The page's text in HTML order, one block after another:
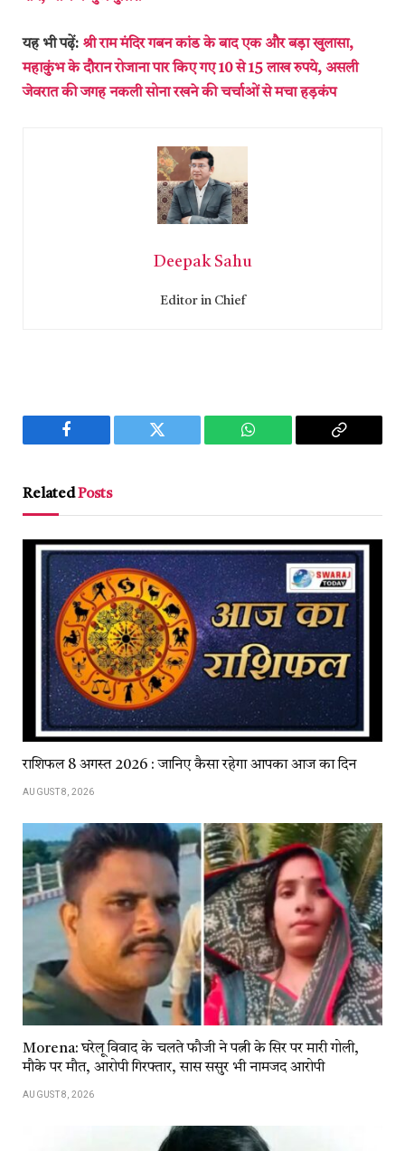
यह भी पढ़ें: श्री राम मंदिर गबन कांड के बाद एक और बड़ा खुलासा,
महाकुंभ के दौरान रोजाना पार किए गए 10 से 15 लाख रुपये, असली
जेवरात की जगह नकली सोना रखने की चर्चाओं से मचा हड़कंप
Deepak Sahu
Editor in Chief
Facebook Twitter WhatsApp
Copy
RelatedPosts
राशिफल 8 अगस्त 2026 : जानिए कैसा रहेगा आपका आज का दिन
AUGUST 8, 2026
Morena: घरेलू विवाद के चलते फौजी ने पत्नी के सिर पर मारी गोली,
मौके पर मौत, आरोपी गिरफ्तार, सास ससुर भी नामजद आरोपी
AUGUST 8, 2026